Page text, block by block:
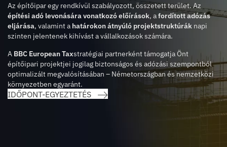
Az építőipar egy rendkívül szabályozott, összetett terület. Az
építési adó levonására vonatkozó előírások, afordított adózás
eljárása, valamint a határokon átnyúló projektstruktúrák napi
szinten jelentenek kihívást a vállalkozások számára.
A BBC European Taxstratégiai partnerként támogatja Önt
építőipari projektjei jogilag biztonságos és adózási szempontból
optimalizált megvalósításában – Németországban és nemzetközi
környezetben egyaránt.
IDŐPONT-EGYEZTETÉS